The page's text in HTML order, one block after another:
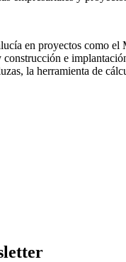
en proyectos como
e
la herramienta de